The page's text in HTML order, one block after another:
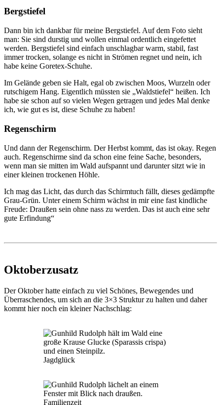
Bergstiefel
Dann bin ich dankbar für meine Bergstiefel. Auf dem Foto sieht
man: Sie sind durstig und wollen einmal ordentlich eingefettet
werden. Bergstiefel sind einfach unschlagbar warm, stabil, fast
immer trocken, solange es nicht in Strömen regnet und nein, ich
habe keine Goretex-Schuhe.
Im Gelände geben sie Halt, egal ob zwischen Moos, Wurzeln oder
rutschigem Hang. Eigentlich müssten sie „Waldstiefel“ heißen. Ich
habe sie schon auf so vielen Wegen getragen und jedes Mal denke
ich, wie gut es ist, diese Schuhe zu haben!
Regenschirm
Und dann der Regenschirm. Der Herbst kommt, das ist okay. Regen
auch. Regenschirme sind da schon eine feine Sache, besonders,
wenn man sie mitten im Wald aufspannt und darunter sitzt wie in
einer kleinen trockenen Höhle.
Ich mag das Licht, das durch das Schirmtuch fällt, dieses gedämpfte
Grau-Grün. Unter einem Schirm wächst in mir eine fast kindliche
Freude: Draußen sein ohne nass zu werden. Das ist auch eine sehr
gute Erfindung“
Oktoberzusatz
Der Oktober hatte einfach zu viel Schönes, Bewegendes und
Überraschendes, um sich an die 3×3 Struktur zu halten und daher
kommt hier noch ein kleiner Nachschlag:
Jagdglück
Familienzeit